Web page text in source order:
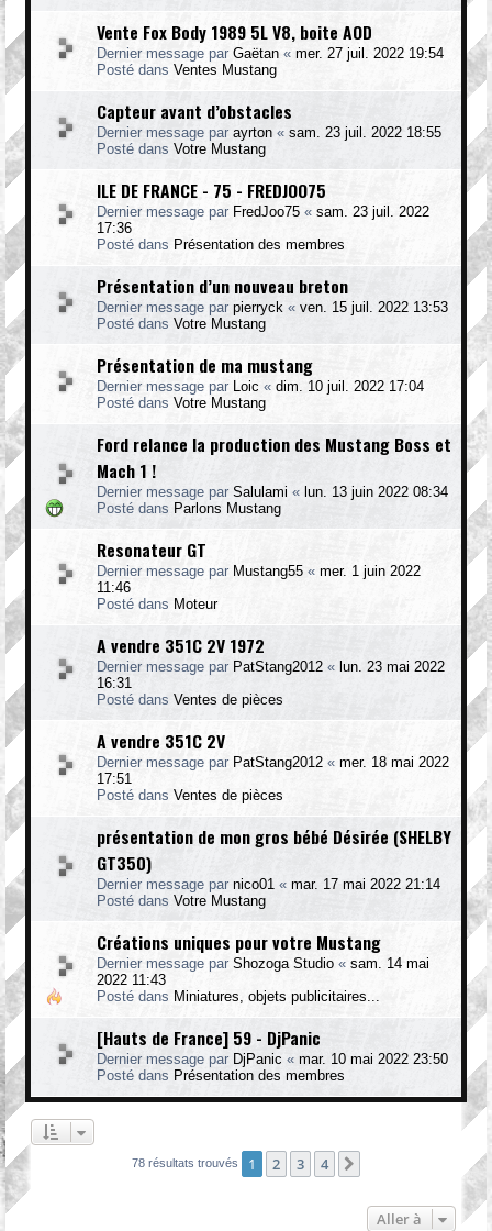
Vente Fox Body 1989 5L V8, boite AOD
Dernier message par Gaëtan « mer. 27 juil. 2022 19:54
Posté dans Ventes Mustang
Capteur avant d’obstacles
Dernier message par ayrton « sam. 23 juil. 2022 18:55
Posté dans Votre Mustang
ILE DE FRANCE - 75 - FREDJOO75
Dernier message par FredJoo75 « sam. 23 juil. 2022
17:36
Posté dans Présentation des membres
Présentation d’un nouveau breton
Dernier message par pierryck « ven. 15 juil. 2022 13:53
Posté dans Votre Mustang
Présentation de ma mustang
Dernier message par Loic « dim. 10 juil. 2022 17:04
Posté dans Votre Mustang
Ford relance la production des Mustang Boss et
Mach 1 !
Dernier message par Salulami « lun. 13 juin 2022 08:34
Posté dans Parlons Mustang
Resonateur GT
Dernier message par Mustang55 « mer. 1 juin 2022
11:46
Posté dans Moteur
A vendre 351C 2V 1972
Dernier message par PatStang2012 « lun. 23 mai 2022
16:31
Posté dans Ventes de pièces
A vendre 351C 2V
Dernier message par PatStang2012 « mer. 18 mai 2022
17:51
Posté dans Ventes de pièces
présentation de mon gros bébé Désirée (SHELBY
GT350)
Dernier message par nico01 « mar. 17 mai 2022 21:14
Posté dans Votre Mustang
Créations uniques pour votre Mustang
Dernier message par Shozoga Studio « sam. 14 mai
2022 11:43
Posté dans Miniatures, objets publicitaires...
[Hauts de France] 59 - DjPanic
Dernier message par DjPanic « mar. 10 mai 2022 23:50
Posté dans Présentation des membres
78 résultats trouvés 1 2 3 4
Aller à